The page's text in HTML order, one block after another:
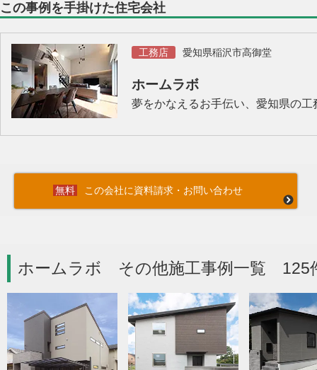
この事例を手掛けた住宅会社
工務店 愛知県稲沢市高御堂
ホームラボ
夢をかなえるお手伝い、愛知県の工
この会社に資料請求・お問い合わせ
ホームラボ その他施工事例一覧 125